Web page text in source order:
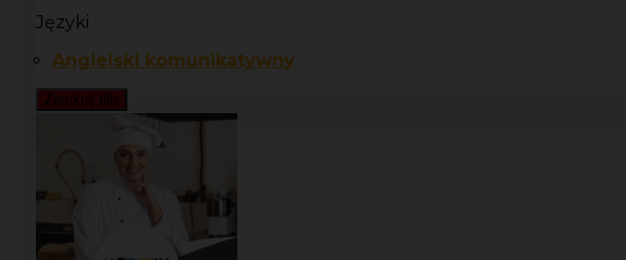
Języki
Angielski komunikatywny
Zamknij filtr